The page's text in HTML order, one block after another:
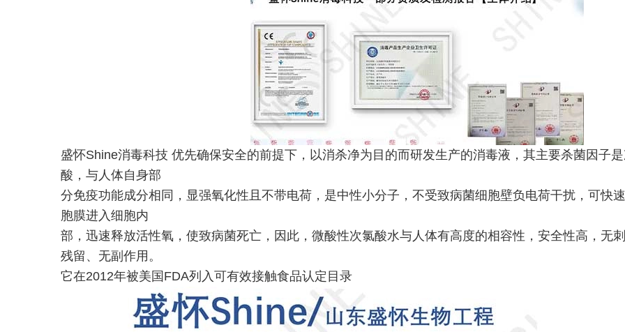
盛怀Shine消毒科技 优先确保安全的前提下，以消杀净为目的而研发生产的消毒液，其主要杀菌因子
酸，与人体自身部
分免疫功能成分相同，显强氧化性且不带电荷，是中性小分子，不受致病菌细胞壁负电荷干扰，可快
胞膜进入细胞内
部，迅速释放活性氧，使致病菌死亡，因此，微酸性次氯酸水与人体有高度的相容性，安全性高，无
残留、无副作用。
它在2012年被美国FDA列入可有效接触食品认定目录